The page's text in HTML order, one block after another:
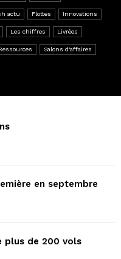
actu Flottes Innovations
Les chiffres Livrées
Salons d'affaires
en septembre
plus de 200 vols